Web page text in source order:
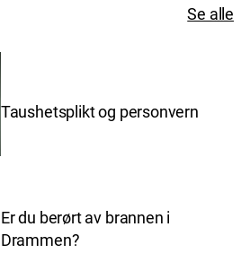
Se alle
Taushetsplikt og personvern
Er du berørt av brannen i
Drammen?